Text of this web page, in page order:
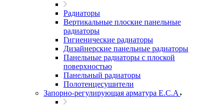
Радиаторы
Вертикальные плоские панельные
радиаторы
Гигиенические радиаторы
Дизайнерские панельные радиаторы
Панельные радиаторы с плоской
поверхностью
Панельный радиаторы
Полотенцесушители
Запорно-регулирующая арматура E.C.A